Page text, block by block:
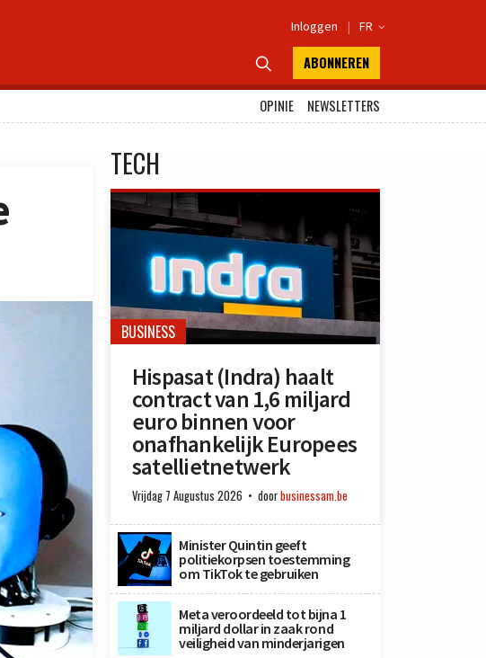
Inloggen | FR 
 ABONNEREN
OPINIE
NEWSLETTERS
TECH
BUSINESS
Hispasat (Indra) haalt
contract van 1,6 miljard
euro binnen voor
onafhankelijk Europees
satellietnetwerk
Vrijdag 7 Augustus 2026 doorbusinessam.be
Minister Quintin geeft
politiekorpsen toestemming
om TikTok te gebruiken
Meta veroordeeld tot bijna 1
miljard dollar in zaak rond
veiligheid van minderjarigen